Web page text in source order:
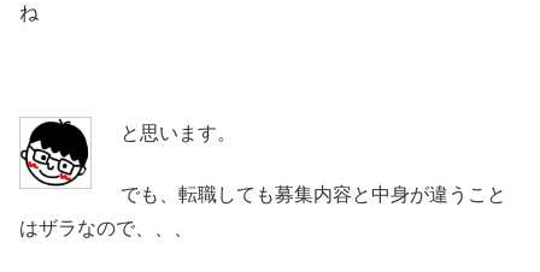
ね
と思います。
でも、転職しても募集内容と中身が違うこと
はザラなので、、、